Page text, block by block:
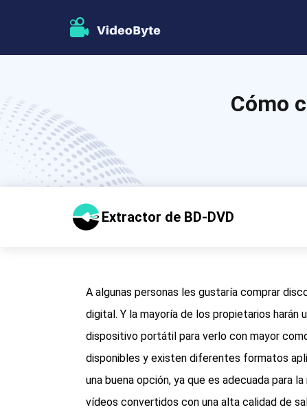
Cómo
Extractor de BD-DVD
A algunas personas les gustaría comprar
digital. Y la mayoría de los propietarios harán
dispositivo portátil para verlo con mayor
disponibles y existen diferentes formatos
una buena opción, ya que es adecuada para
vídeos convertidos con una alta calidad de